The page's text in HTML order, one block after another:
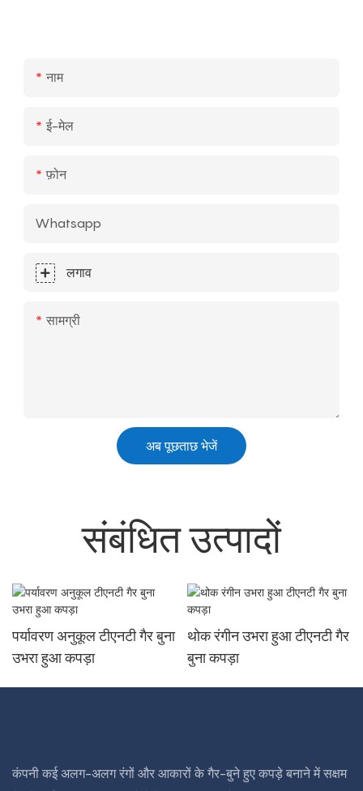
नाम
ई-मेल
फ़ोन
Whatsapp
लगाव
सामग्री
अब पूछताछ भेजें
संबंधित उत्पादों
पर्यावरण अनुकूल टीएनटी गैर बुना
उभरा हुआ कपड़ा
थोक रंगीन उभरा हुआ टीएनटी गैर
बुना कपड़ा
कंपनी कई अलग-अलग रंगों और आकारों के गैर-बुने हुए कपड़े बनाने में सक्षम